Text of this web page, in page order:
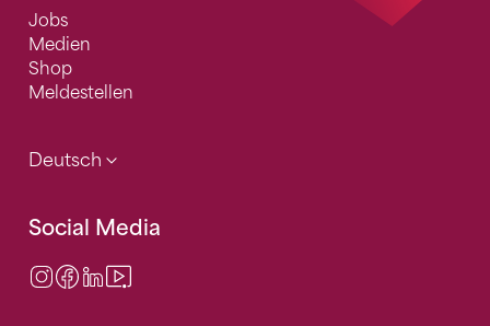
Jobs
Medien
Shop
Meldestellen
Deutsch
Social Media
Instagram
Facebook
LinkedIn